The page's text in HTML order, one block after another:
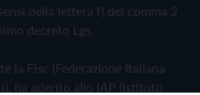
della lettera f) del comma 2
decreto Lgs.
la Fisc (Federazione Italiana
ha aderito allo IAP (Istituto